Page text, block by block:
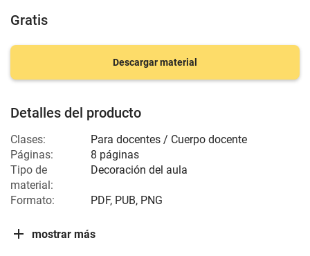
Gratis
Descargar material
Detalles del producto
Clases:
Para docentes / Cuerpo docente
Páginas:
8 páginas
Tipo de
material:
Decoración del aula
Formato: PDF, PUB, PNG
mostrar más